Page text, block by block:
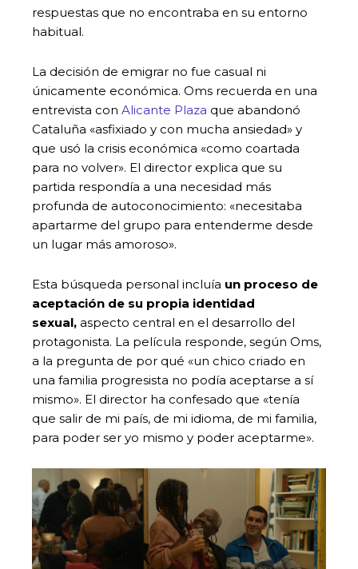
respuestas que no encontraba en su entorno
habitual.
La decisión de emigrar no fue casual ni
únicamente económica. Oms recuerda en una
entrevista con Alicante Plaza que abandonó
Cataluña «asfixiado y con mucha ansiedad» y
que usó la crisis económica «como coartada
para no volver». El director explica que su
partida respondía a una necesidad más
profunda de autoconocimiento: «necesitaba
apartarme del grupo para entenderme desde
un lugar más amoroso».
Esta búsqueda personal incluía un proceso de
aceptación de su propia identidad
sexual, aspecto central en el desarrollo del
protagonista. La película responde, según Oms,
a la pregunta de por qué «un chico criado en
una familia progresista no podía aceptarse a sí
mismo». El director ha confesado que «tenía
que salir de mi país, de mi idioma, de mi familia,
para poder ser yo mismo y poder aceptarme».